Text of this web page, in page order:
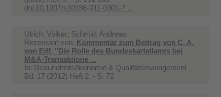
doi:10.1007/s10198-011-0301-7 ...
Ulrich, Volker; Schmid, Andreas
Rezension von: Kommentar zum Beitrag von C. A.
von Eiff, "Die Rolle des Bundeskartellamts bei
M&A-Transaktione ...
In: Gesundheitsökonomie & Qualitätsmanagement
Bd. 17 (2012) Heft 2. - S. 72